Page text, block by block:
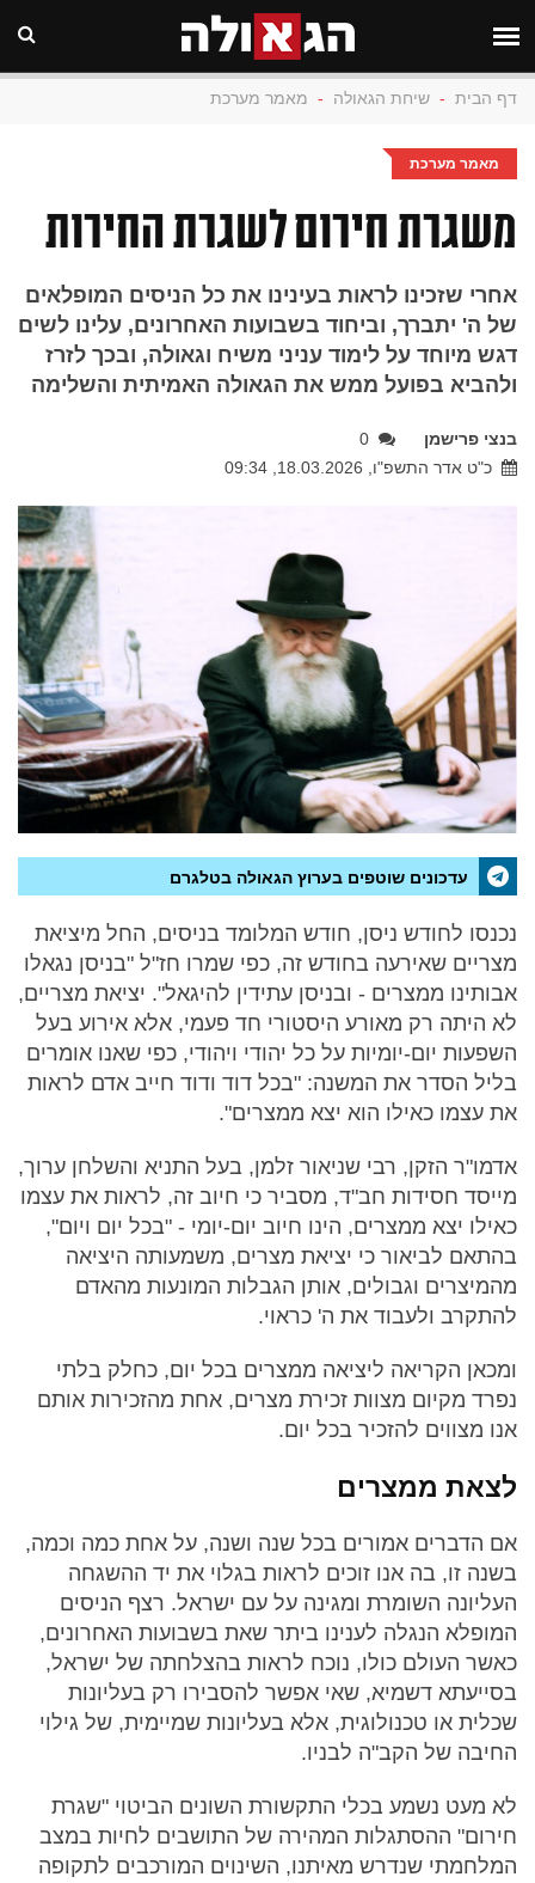
דף הבית - שיחת הגאולה - מאמר מערכת
מאמר מערכת
משגרת חירום לשגרת החירות
אחרי שזכינו לראות בעינינו את כל הניסים המופלאים
של ה' יתברך, וביחוד בשבועות האחרונים, עלינו לשים
דגש מיוחד על לימוד עניני משיח וגאולה, ובכך לזרז
ולהביא בפועל ממש את הגאולה האמיתית והשלימה
בנצי פרישמן
0
כ"ט אדר התשפ"ו, 18.03.2026, 09:34
עדכונים שוטפים בערוץ הגאולה בטלגרם
נכנסו לחודש ניסן, חודש המלומד בניסים, החל מיציאת
מצריים שאירעה בחודש זה, כפי שמרו חז"ל "בניסן נגאלו
אבותינו ממצרים - ובניסן עתידין להיגאל". יציאת מצריים,
לא היתה רק מאורע היסטורי חד פעמי, אלא אירוע בעל
השפעות יום-יומיות על כל יהודי ויהודי, כפי שאנו אומרים
בליל הסדר את המשנה: "בכל דוד ודוד חייב אדם לראות
את עצמו כאילו הוא יצא ממצרים".
אדמו"ר הזקן, רבי שניאור זלמן, בעל התניא והשלחן ערוך,
מייסד חסידות חב"ד, מסביר כי חיוב זה, לראות את עצמו
כאילו יצא ממצרים, הינו חיוב יום-יומי - "בכל יום ויום",
בהתאם לביאור כי יציאת מצרים, משמעותה היציאה
מהמיצרים וגבולים, אותן הגבלות המונעות מהאדם
להתקרב ולעבוד את ה' כראוי.
ומכאן הקריאה ליציאה ממצרים בכל יום, כחלק בלתי
נפרד מקיום מצוות זכירת מצרים, אחת מהזכירות אותם
אנו מצווים להזכיר בכל יום.
לצאת ממצרים
אם הדברים אמורים בכל שנה ושנה, על אחת כמה וכמה,
בשנה זו, בה אנו זוכים לראות בגלוי את יד ההשגחה
העליונה השומרת ומגינה על עם ישראל. רצף הניסים
המופלא הנגלה לענינו ביתר שאת בשבועות האחרונים,
כאשר העולם כולו, נוכח לראות בהצלחתה של ישראל,
בסייעתא דשמיא, שאי אפשר להסבירו רק בעליונות
שכלית או טכנולוגית, אלא בעליונות שמיימית, של גילוי
החיבה של הקב"ה לבניו.
לא מעט נשמע בכלי התקשורת השונים הביטוי "שגרת
חירום" ההסתגלות המהירה של התושבים לחיות במצב
המלחמתי שנדרש מאיתנו, השינוים המורכבים לתקופה